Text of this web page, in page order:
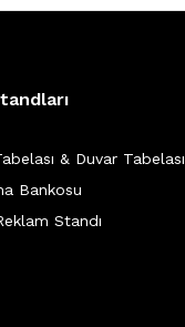
& Duvar Tabelası
Bankosu
Standı